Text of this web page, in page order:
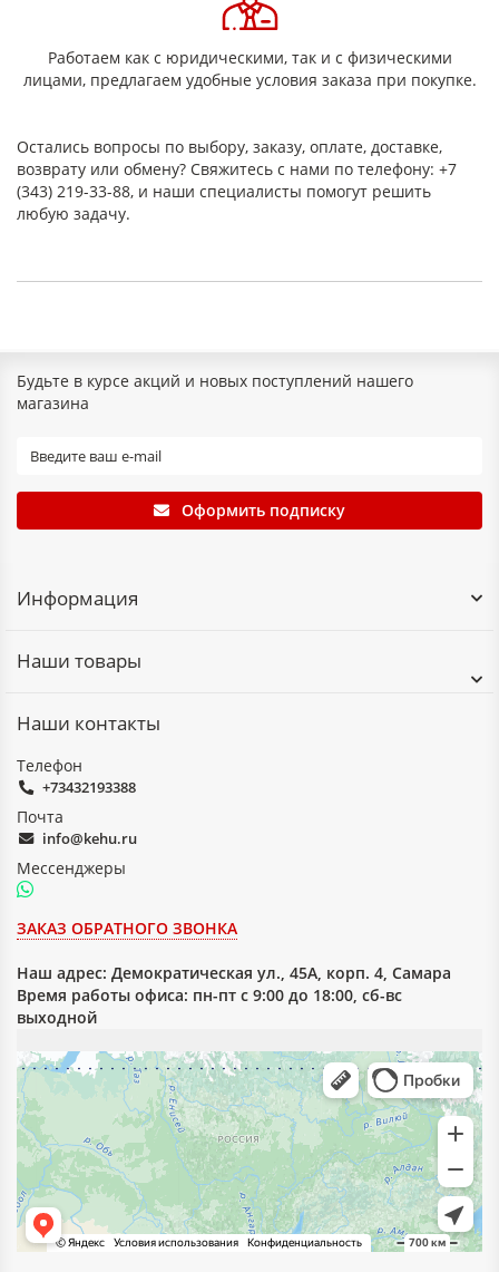
Работаем как с юридическими, так и с физическими
лицами, предлагаем удобные условия заказа при покупке.
Остались вопросы по выбору, заказу, оплате, доставке,
возврату или обмену? Свяжитесь с нами по телефону: +7
(343) 219-33-88, и наши специалисты помогут решить
любую задачу.
Будьте в курсе акций и новых поступлений нашего
магазина
Оформить подписку
Информация
Наши товары
Наши контакты
Телефон
+73432193388
Почта
info@kehu.ru
Мессенджеры
ЗАКАЗ ОБРАТНОГО ЗВОНКА
Наш адрес: Демократическая ул., 45А, корп. 4, Самара
Время работы офиса: пн-пт с 9:00 до 18:00, сб-вс
выходной